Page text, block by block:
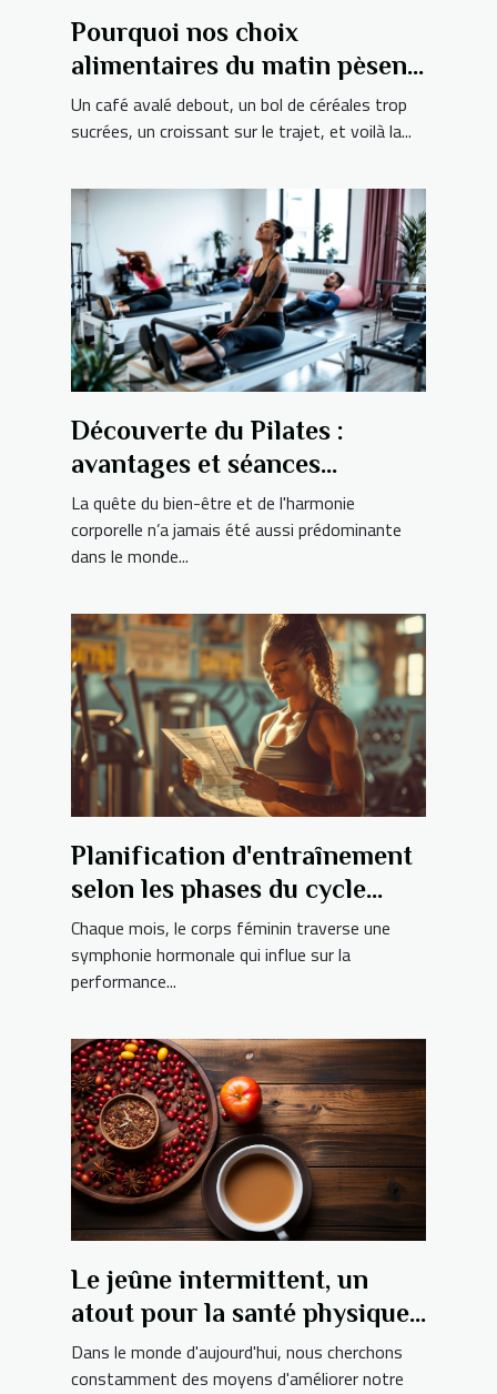
Pourquoi nos choix
alimentaires du matin pèsent
sur toute la journée
Un café avalé debout, un bol de céréales trop
sucrées, un croissant sur le trajet, et voilà la...
Découverte du Pilates :
avantages et séances
personnalisées pour tous
La quête du bien-être et de l'harmonie
corporelle n’a jamais été aussi prédominante
dans le monde...
Planification d'entraînement
selon les phases du cycle
menstruel
Chaque mois, le corps féminin traverse une
symphonie hormonale qui influe sur la
performance...
Le jeûne intermittent, un
atout pour la santé physique
?
Dans le monde d'aujourd'hui, nous cherchons
constamment des moyens d'améliorer notre